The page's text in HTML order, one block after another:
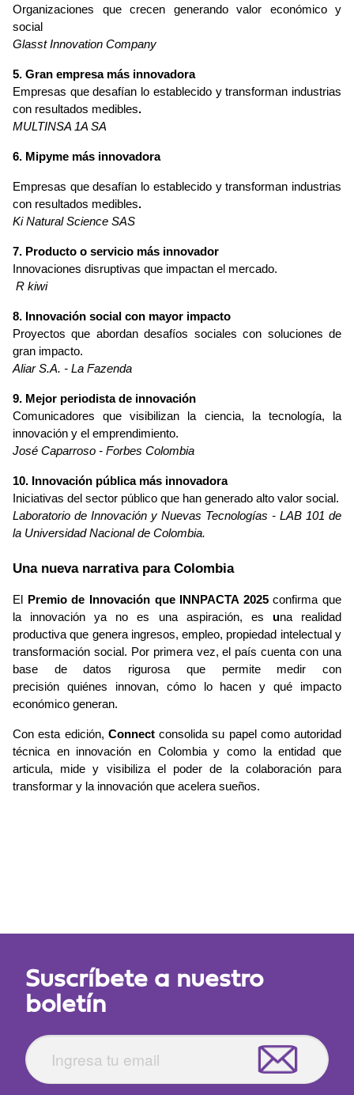
Organizaciones que crecen generando valor económico y
social
Glasst Innovation Company
5. Gran empresa más innovadora
Empresas que desafían lo establecido y transforman industrias
con resultados medibles.
MULTINSA 1A SA
6. Mipyme más innovadora
Empresas que desafían lo establecido y transforman industrias
con resultados medibles.
Ki Natural Science SAS
7. Producto o servicio más innovador
Innovaciones disruptivas que impactan el mercado.
R kiwi
8. Innovación social con mayor impacto
Proyectos que abordan desafíos sociales con soluciones de
gran impacto.
Aliar S.A. - La Fazenda
9. Mejor periodista de innovación
Comunicadores que visibilizan la ciencia, la tecnología, la
innovación y el emprendimiento.
José Caparroso - Forbes Colombia
10. Innovación pública más innovadora
Iniciativas del sector público que han generado alto valor social.
Laboratorio de Innovación y Nuevas Tecnologías - LAB 101 de
la Universidad Nacional de Colombia.
Una nueva narrativa para Colombia
El Premio de Innovación que INNPACTA 2025 confirma que
la innovación ya no es una aspiración, es una realidad
productiva que genera ingresos, empleo, propiedad intelectual y
transformación social . Por primera vez, el país cuenta con una
base de datos rigurosa que permite medir con
precisión quiénes innovan, cómo lo hacen y qué impacto
económico generan.
Con esta edición, Connect consolida su papel como autoridad
técnica en innovación en Colombia y como
la entidad que
articula, mide y visibiliza el poder de la colaboración para
transformar y la innovación que acelera sueños.
Suscríbete a nuestro
boletín